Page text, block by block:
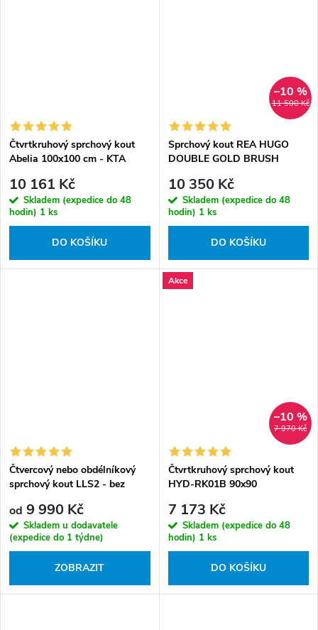
Čtvrtkruhový sprchový kout
Abelia 100x100 cm - KTA
10 161 Kč
Skladem (expedice do 48
hodin) 1 ks
DO KOŠÍKU
11 500 Kč
–10 %
Sprchový kout REA HUGO
DOUBLE GOLD BRUSH
kartáčovaný/transparent - bez
vaničky
10 350 Kč
Skladem (expedice do 48
hodin) 1 ks
DO KOŠÍKU
Čtvercový nebo obdélníkový
sprchový kout LLS2 - bez
od 9 990 Kč
Skladem u dodavatele
(expedice do 1 týdne)
ZOBRAZIT
Akce
7 970 Kč
–10 %
Čtvrtkruhový sprchový kout
HYD-RK01B 90x90
vaničky
7 173 Kč
Skladem (expedice do 48
hodin) 1 ks
DO KOŠÍKU